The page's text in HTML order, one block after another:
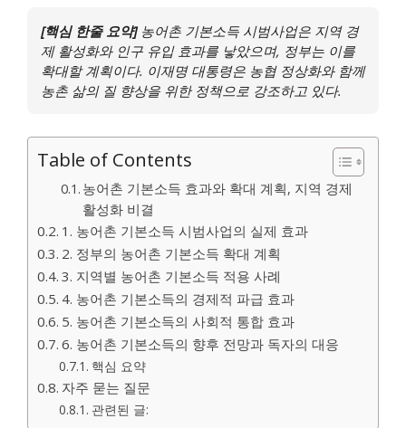
[핵심 한줄 요약]농어촌 기본소득 시범사업은 지역 경
제 활성화와 인구 유입 효과를 낳았으며, 정부는 이를
확대할 계획이다. 이재명 대통령은 농협 정상화와 함께
농촌 삶의 질 향상을 위한 정책으로 강조하고 있다.
Table of Contents
농어촌 기본소득 효과와 확대 계획, 지역 경제
활성화 비결
1. 농어촌 기본소득 시범사업의 실제 효과
2. 정부의 농어촌 기본소득 확대 계획
3. 지역별 농어촌 기본소득 적용 사례
4. 농어촌 기본소득의 경제적 파급 효과
5. 농어촌 기본소득의 사회적 통합 효과
6. 농어촌 기본소득의 향후 전망과 독자의 대응
핵심 요약
자주 묻는 질문
관련된 글: